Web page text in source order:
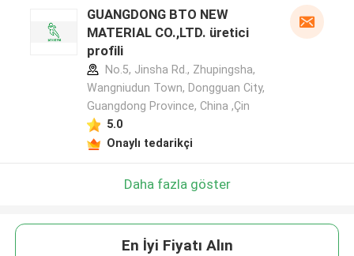
GUANGDONG BTO NEW
MATERIAL CO.,LTD. üretici
profili
No.5, Jinsha Rd., Zhupingsha,
Wangniudun Town, Dongguan City,
Guangdong Province, China ,Çin
5.0
Onaylı tedarikçi
Daha fazla göster
En İyi Fiyatı Alın